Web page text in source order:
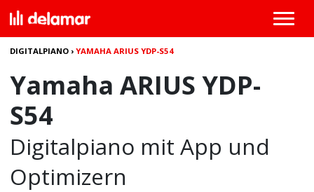
DIGITALPIANO ›YAMAHA ARIUS YDP-S54
Yamaha ARIUS YDP-
S54
Digitalpiano mit App und
Optimizern